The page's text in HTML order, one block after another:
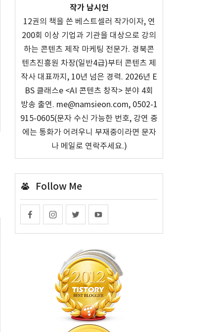
작가 남시언
12권의 책을 쓴 베스트셀러 작가이자, 연
200회 이상 기업과 기관을 대상으로 강의
하는 콘텐츠 제작 마케팅 전문가. 경북콘
텐츠진흥원 차장(일반4급)부터 콘텐츠 제
작사 대표까지, 10년 넘은 경력. 2026년 E
BS 클래스e <AI 콘텐츠 창작> 분야 4회
방송 출연. me@namsieon.com, 0502-1
915-0605(문자 수신 가능한 번호, 강연 중
에는 통화가 어려우니 부재중이라면 문자
나 메일로 연락주세요.)
Follow Me